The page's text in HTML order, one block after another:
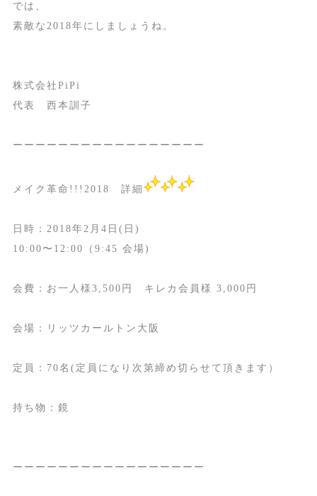
では、
素敵な2018年にしましょうね。
株式会社PiPi
代表 西本訓子
ーーーーーーーーーーーーーーーーー
メイク革命!!!2018 詳細
日時：2018年2月4日(日)
10:00〜12:00（9:45 会場)
会費：お一人様3,500円 キレカ会員様 3,000円
会場：リッツカールトン大阪
定員：70名(定員になり次第締め切らせて頂きます）
持ち物：鏡
ーーーーーーーーーーーーーーーーー